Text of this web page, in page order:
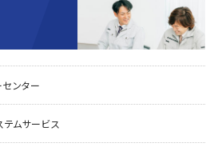
ンター
テムサービス